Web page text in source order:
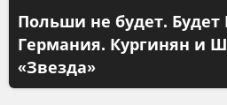
Польши не будет. Будет
Германия. Кургинян и
«Звезда»